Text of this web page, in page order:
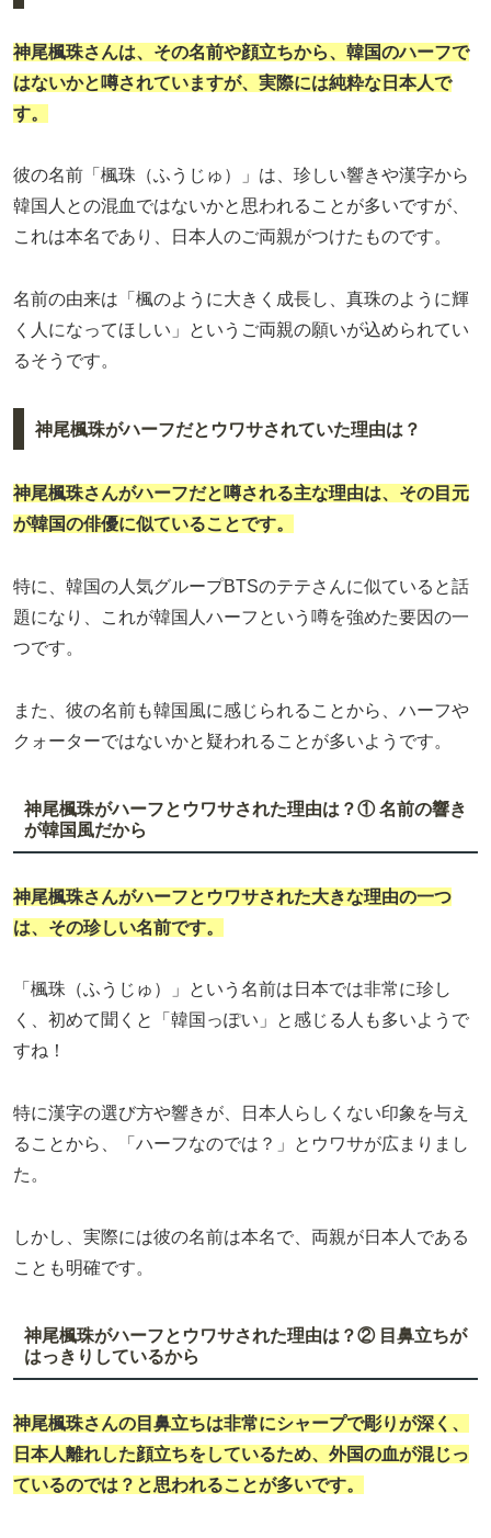
神尾楓珠さんは、その名前や顔立ちから、韓国のハーフで
はないかと噂されていますが、実際には純粋な日本人で
す。
彼の名前「楓珠（ふうじゅ）」は、珍しい響きや漢字から
韓国人との混血ではないかと思われることが多いですが、
これは本名であり、日本人のご両親がつけたものです。
名前の由来は「楓のように大きく成長し、真珠のように輝
く人になってほしい」というご両親の願いが込められてい
るそうです。
神尾楓珠がハーフだとウワサされていた理由は？
神尾楓珠さんがハーフだと噂される主な理由は、その 目元
が韓国の俳優に似ていることです。
特に、韓国の人気グループBTSのテテさんに似ていると話
題になり、これが韓国人ハーフという噂を強めた要因の一
つです。
また、彼の名前も韓国風に感じられることから、ハーフや
クォーターではないかと疑われることが多いようです。
神尾楓珠がハーフとウワサされた理由は？① 名前の響き
が韓国風だから
神尾楓珠さんがハーフとウワサされた大きな理由の一つ
は、その珍しい名前です。
「楓珠（ふうじゅ）」という名前は日本では非常に珍し
く、初めて聞くと「韓国っぽい」と感じる人も多いようで
すね！
特に漢字の選び方や響きが、日本人らしくない印象を与え
ることから、「ハーフなのでは？」とウワサが広まりまし
た。
しかし、実際には彼の名前は本名で、両親が日本人である
ことも明確です。
神尾楓珠がハーフとウワサされた理由は？② 目鼻立ちが
はっきりしているから
神尾楓珠さんの目鼻立ちは非常にシャープで彫りが深く、
日本人離れした顔立ちをしているため、外国の血が混じっ
ているのでは？と思われることが多いです。